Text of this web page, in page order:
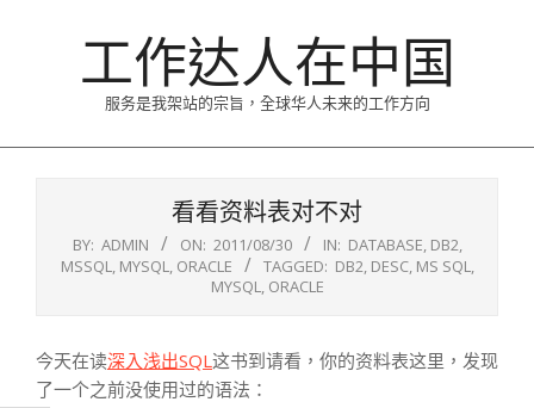
工作达人在中国
服务是我架站的宗旨，全球华人未来的工作方向
看看资料表对不对
BY: ADMIN ON: 2011/08/30 IN: DATABASE, DB2,
MSSQL, MYSQL, ORACLE TAGGED: DB2, DESC, MS SQL,
MYSQL, ORACLE
今天在读深入浅出SQL这书到请看，你的资料表这里，发现
了一个之前没使用过的语法：